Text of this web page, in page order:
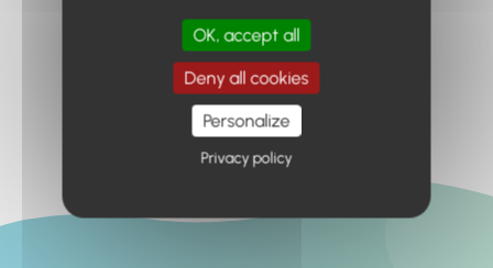
Retour à l'accueil
OK, accept all
Deny all cookies
Personalize
Privacy policy